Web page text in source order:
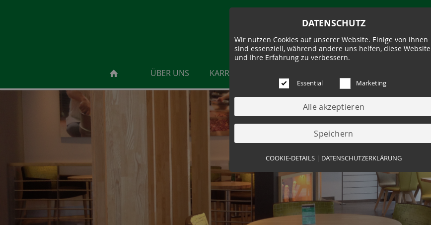
ÜBER UNS KARRIERE
DATENSCHUTZ
Wir nutzen Cookies auf unserer Website. Einige von ihnen
sind essenziell, während andere uns helfen, diese Website
und Ihre Erfahrung zu verbessern.
Essential Marketing
Essential (3)
Name:
Cookie Hinweis
Zweck:
Speichert die Cookie-Einstellungen des
Besuchers
Cookies:
allowCookie
Laufzeit:
3 Monate
COOKIE-DETAILS | DATENSCHUTZERKLÄRUNG